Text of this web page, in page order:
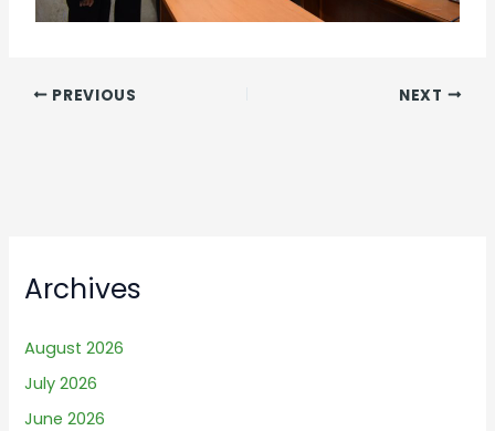
PREVIOUS NEXT
Archives
August 2026
July 2026
June 2026